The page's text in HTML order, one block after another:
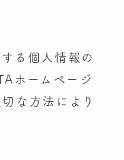
る個人情報の
ホームページ
な方法により